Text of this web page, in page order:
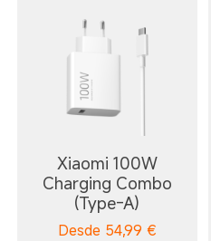
Xiaomi 100W
Charging Combo
(Type-A)
Desde 54,99 €